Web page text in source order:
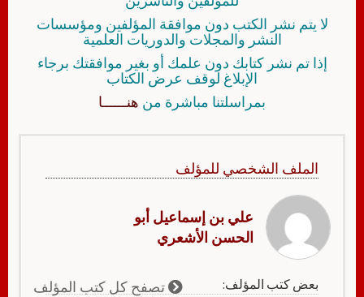
لا يتم نشر الكتب دون موافقة المؤلفين ومؤسسات
النشر والمجلات والدوريات العلمية
إذا تم نشر كتابك دون علمك أو بغير موافقتك برجاء
الإبلاغ لوقف عرض الكتاب
بمراسلتنا مباشرة من هنــــــا
الملف الشخصي للمؤلف
علي بن إسماعيل أبو
الحسن الأشعري
بعض كتب المؤلف: تصفح كل كتب المؤلف